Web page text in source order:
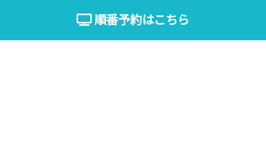
順番予約はこちら